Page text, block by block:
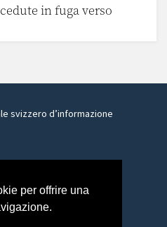
per offrire una
in fuga verso
svizzero d’informazione